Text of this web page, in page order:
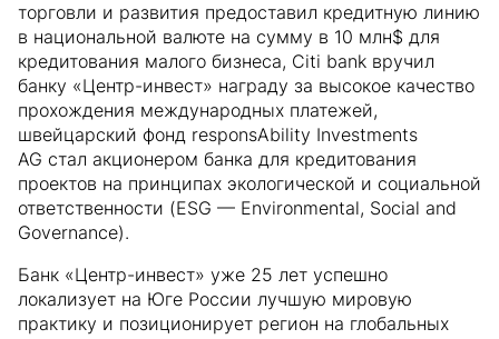
торговли и развития предоставил кредитную линию
в национальной валюте на сумму в 10 млн$ для
кредитования малого бизнеса, Citi bank вручил
банку «Центр-инвест» награду за высокое качество
прохождения международных платежей,
швейцарский фонд responsAbility Investments
AG стал акционером банка для кредитования
проектов на принципах экологической и социальной
ответственности (ESG — Environmental, Social and
Governance).
Банк «Центр-инвест» уже 25 лет успешно
локализует на Юге России лучшую мировую
практику и позиционирует регион на глобальных